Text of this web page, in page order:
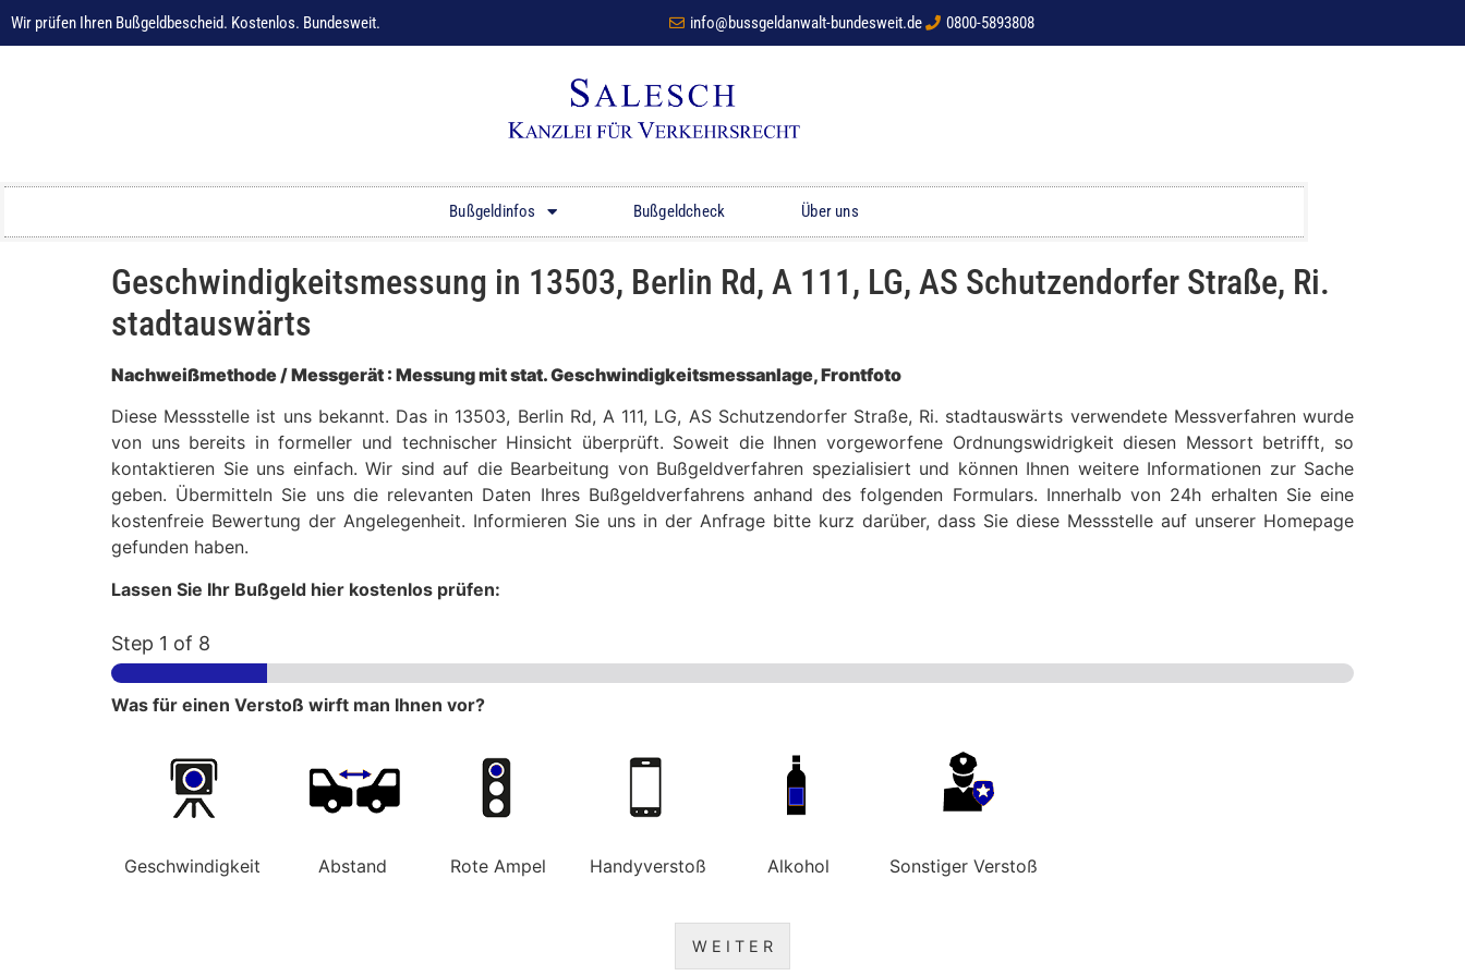
Wir prüfen Ihren Bußgeldbescheid. Kostenlos. Bundesweit. info@bussgeldanwalt-bundesweit.de 0800-5893808
Bußgeldinfos Bußgeldcheck Über uns
Geschwindigkeitsmessung in 13503, Berlin Rd, A 111, LG, AS Schutzendorfer Straße, Ri.
stadtauswärts
Nachweißmethode / Messgerät : Messung mit stat. Geschwindigkeitsmessanlage, Frontfoto
Diese Messstelle ist uns bekannt. Das in 13503, Berlin Rd, A 111, LG, AS Schutzendorfer Straße, Ri. stadtauswärts verwendete Messverfahren wurde
von uns bereits in formeller und technischer Hinsicht überprüft. Soweit die Ihnen vorgeworfene Ordnungswidrigkeit diesen Messort betrifft, so
kontaktieren Sie uns einfach. Wir sind auf die Bearbeitung von Bußgeldverfahren spezialisiert und können Ihnen weitere Informationen zur Sache
geben. Übermitteln Sie uns die relevanten Daten Ihres Bußgeldverfahrens anhand des folgenden Formulars. Innerhalb von 24h erhalten Sie eine
kostenfreie Bewertung der Angelegenheit. Informieren Sie uns in der Anfrage bitte kurz darüber, dass Sie diese Messstelle auf unserer Homepage
gefunden haben.
Lassen Sie Ihr Bußgeld hier kostenlos prüfen:
Step 1 of 8
Was für einen Verstoß wirft man Ihnen vor?
Geschwindigkeit Abstand Rote Ampel Handyverstoß Alkohol Sonstiger Verstoß
W E I T E R